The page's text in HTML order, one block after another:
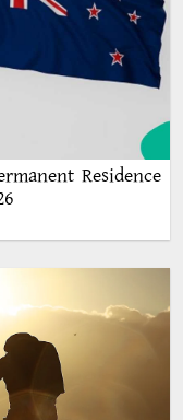
Residence